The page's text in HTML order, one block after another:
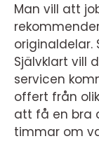
Man vill att
originaldelar.
Självklart vill
servicen
offert från
att få en bra
timmar om